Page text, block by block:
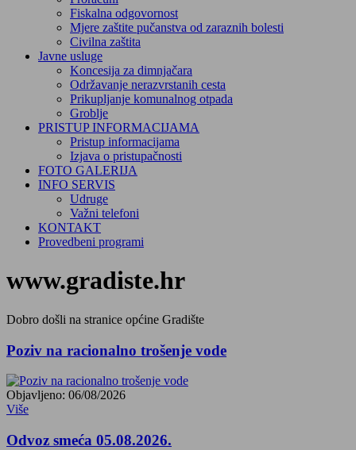
Fiskalna odgovornost
Mjere zaštite pučanstva od zaraznih bolesti
Civilna zaštita
Javne usluge
Koncesija za dimnjačara
Održavanje nerazvrstanih cesta
Prikupljanje komunalnog otpada
Groblje
PRISTUP INFORMACIJAMA
Pristup informacijama
Izjava o pristupačnosti
FOTO GALERIJA
INFO SERVIS
Udruge
Važni telefoni
KONTAKT
Provedbeni programi
www.gradiste.hr
Dobro došli na stranice općine Gradište
Poziv na racionalno trošenje vode
Objavljeno: 06/08/2026
Više
Odvoz smeća 05.08.2026.